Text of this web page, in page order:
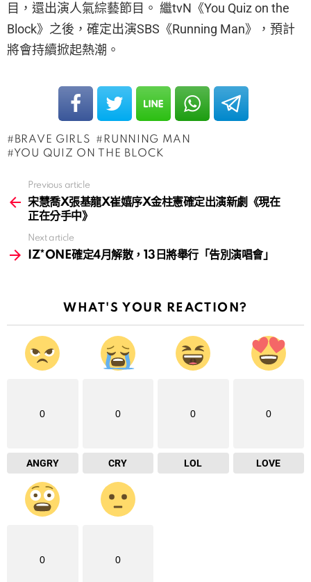
目，還出演人氣綜藝節目。 繼tvN《You Quiz on the
Block》之後，確定出演SBS《Running Man》，預計
將會持續掀起熱潮。
BRAVE GIRLS
RUNNING MAN
YOU QUIZ ON THE BLOCK
more
Previous article
宋慧喬X張基龍X崔嬉序X金柱憲確定出演新劇《現在
正在分手中》
Next article
IZ*ONE確定4月解散，13日將舉行「告別演唱會」
WHAT'S YOUR REACTION?
0
ANGRY
0
CRY
0
LOL
0
LOVE
0 0